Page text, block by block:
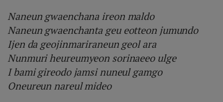
Naneun gwaenchana ireon maldo
Naneun gwaenchanta geu eotteon jumundo
Ijen da geojinmariraneun geol ara
Nunmuri heureumyeon sorinaeeo ulge
I bami gireodo jamsi nuneul gamgo
Oneureun nareul mideo